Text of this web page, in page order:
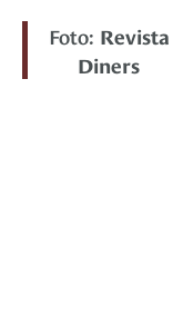
Foto: Revista
Diners